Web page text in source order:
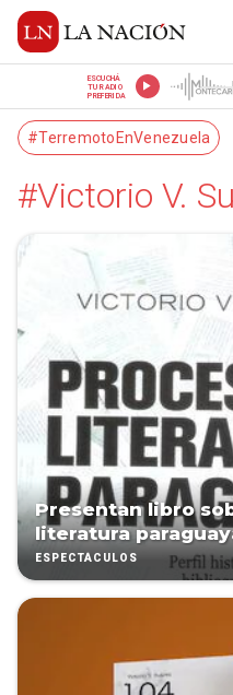
ESCUCHÁ
TU RADIO
PREFERIDA
#TerremotoEnVenezuela
#Victorio V.
Presentan libro
literatura
ESPECTÁCULOS